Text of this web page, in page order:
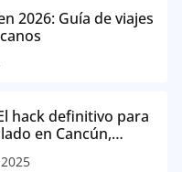
2026: Guía de viajes
hack definitivo para
en Cancún,
CBX + MTS)